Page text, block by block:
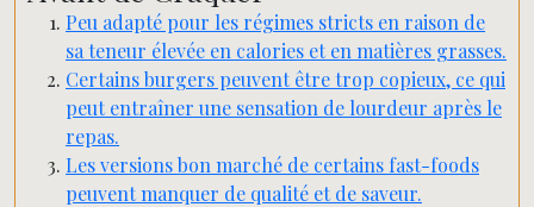
Peu adapté pour les régimes stricts en raison de
sa teneur élevée en calories et en matières grasses.
Certains burgers peuvent être trop copieux, ce qui
peut entraîner une sensation de lourdeur après le
repas.
Les versions bon marché de certains fast-foods
peuvent manquer de qualité et de saveur.